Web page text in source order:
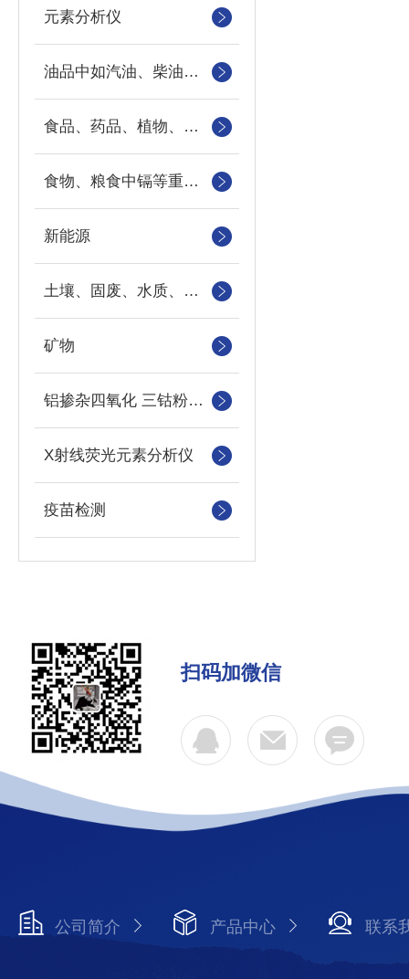
元素分析仪
油品中如汽油、柴油等样品中的硫、氯、硅、磷的快速分析
食品、药品、植物、地下水、地表水以及工业污水中重金属
食物、粮食中镉等重金属元素
新能源
土壤、固废、水质、农作物
矿物
铝掺杂四氧化 三钴粉末中钴、铝元素的检测
X射线荧光元素分析仪
疫苗检测
扫码加微信
公司简介 产品中心 联系